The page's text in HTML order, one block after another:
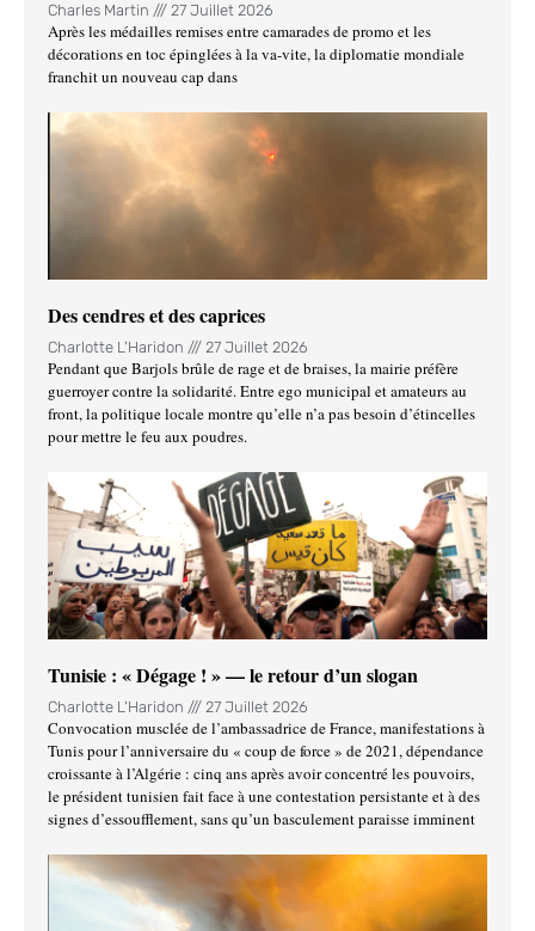
Charles Martin 27 Juillet 2026
Après les médailles remises entre camarades de promo et les
décorations en toc épinglées à la va-vite, la diplomatie mondiale
franchit un nouveau cap dans
Des cendres et des caprices
Charlotte L'Haridon 27 Juillet 2026
Pendant que Barjols brûle de rage et de braises, la mairie préfère
guerroyer contre la solidarité. Entre ego municipal et amateurs au
front, la politique locale montre qu’elle n’a pas besoin d’étincelles
pour mettre le feu aux poudres.
Tunisie : « Dégage ! » — le retour d’un slogan
Charlotte L'Haridon 27 Juillet 2026
Convocation musclée de l’ambassadrice de France, manifestations à
Tunis pour l’anniversaire du « coup de force » de 2021, dépendance
croissante à l’Algérie : cinq ans après avoir concentré les pouvoirs,
le président tunisien fait face à une contestation persistante et à des
signes d’essoufflement, sans qu’un basculement paraisse imminent